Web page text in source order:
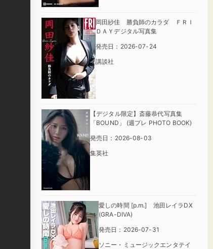
岡田紗佳 勝負師のカラダ ＦＲＩ
ＤＡＹデジタル写真集
発売日：2026-07-24
講談社
【デジタル限定】斎藤恭代写真集
「BOUND」 (週プレ PHOTO BOOK)
発売日：2026-08-03
集英社
愛しの時間 [p.m.] 池田レイラDX
(GRA-DIVA)
発売日：2026-07-31
ソニー・ミュージックエンタテイ